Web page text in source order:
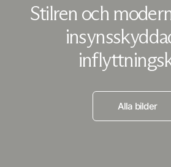
Stilren och
Alla bilder